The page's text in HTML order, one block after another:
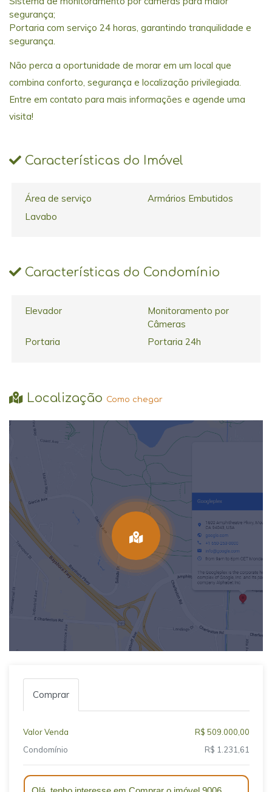
segurança;
Portaria com serviço 24 horas, garantindo tranquilidade e
segurança.
Não perca a oportunidade de morar em um local que
combina conforto, segurança e localização privilegiada.
Entre em contato para mais informações e agende uma
visita!
Características do Imóvel
Área de serviço
Armários Embutidos
Lavabo
Características do Condomínio
Elevador
Monitoramento por
Câmeras
Portaria
Portaria 24h
Localização Como chegar
Comprar
Valor Venda
R$ 509.000,00
Condomínio
R$ 1.231,61
Qual o melhor dia e horário pra você?